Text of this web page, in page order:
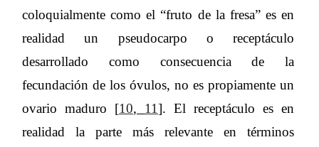
coloquialmente como el “fruto de la fresa” es en
realidad un pseudocarpo o receptáculo
desarrollado como consecuencia de la
fecundación de los óvulos, no es propiamente un
ovario maduro [10, 11]. El receptáculo es en
realidad la parte más relevante en términos